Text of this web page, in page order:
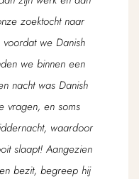
zoektocht naar
we Danish
we binnen een
nacht was Danish
vragen, en soms
waardoor
slaapt! Aangezien
bezit, begreep hij